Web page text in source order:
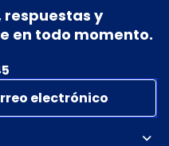
y
en todo momento.
electrónico